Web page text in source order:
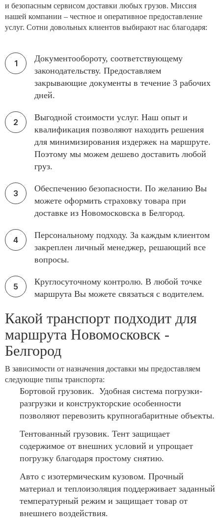
и безопасным сервисом доставки любых грузов. Миссия
нашей компании – честное и оперативное предоставление
услуг. Сотни довольных клиентов выбирают нас благодаря:
Документообороту, соответствующему
законодательству. Предоставляем
закрывающие документы в течение 3 рабочих
дней.
Выгодной стоимости услуг. Наш опыт и
квалификация позволяют находить решения
для минимизирования издержек на маршруте.
Поэтому мы можем дешево доставить любой
груз.
Обеспечению безопасности. По желанию Вы
можете оформить страховку товара при
доставке из Новомосковска в Белгород.
Персональному подходу. За каждым клиентом
закреплен личный менеджер, решающий все
вопросы.
Круглосуточному контролю. В любой точке
маршрута Вы можете связаться с водителем.
Какой транспорт подходит для
маршрута Новомосковск -
Белгород
В зависимости от назначения доставки мы предоставляем
следующие типы транспорта:
Бортовой грузовик. Удобная система погрузки-
разгрузки и конструкторские особенности
позволяют перевозить крупногабаритные объекты.
Тентованный грузовик. Тент защищает
содержимое от внешних условий и упрощает
погрузку благодаря простому снятию.
Авто с изотермическим кузовом. Прочный
материал и теплоизоляция поддерживает заданный
температурный режим и защищает товар от
внешнего воздействия.